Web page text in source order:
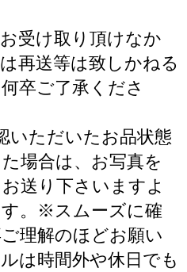
受け取り頂けなか
再送等は致しかねる
卒ご了承くださ
いただいたお品状態
場合は、お写真を
送り下さいますよ
。※スムーズに確
理解のほどお願い
は時間外や休日でも